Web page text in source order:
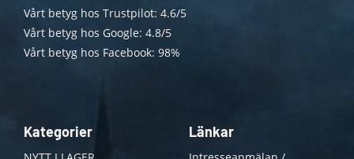
Vårt betyg hos Trustpilot: 4.6/5
Vårt betyg hos Google: 4.8/5
Vårt betyg hos Facebook: 98%
Kategorier Länkar